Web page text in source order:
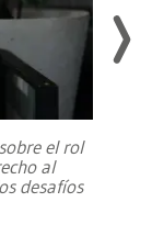
el rol
al
desafíos